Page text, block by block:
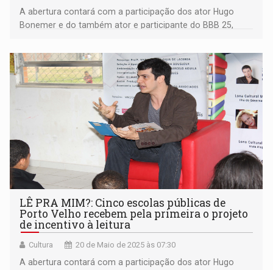
A abertura contará com a participação dos ator Hugo
Bonemer e do também ator e participante do BBB 25,
LÊ PRA MIM?: Cinco escolas públicas de
Porto Velho recebem pela primeira o projeto
de incentivo à leitura
Cultura 20 de Maio de 2025 às 07:30
A abertura contará com a participação dos ator Hugo